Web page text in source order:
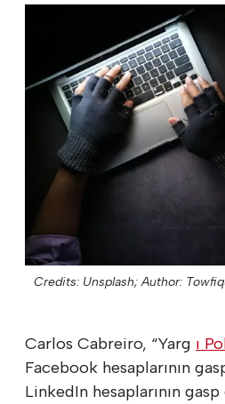
Credits: Unsplash; Author:
Carlos Cabreiro, “Yarg ı
Facebook hesaplarının
LinkedIn hesaplarının